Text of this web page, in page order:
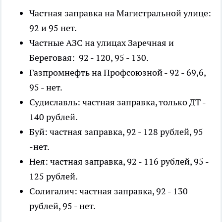
Частная заправка на Магистральной улице:
92 и 95 нет.
Частные АЗС на улицах Заречная и
Береговая: 92 - 120, 95 - 130.
Газпромнефть на Профсоюзной - 92 - 69,6,
95 - нет.
Судиславль: частная заправка, только ДТ -
140 рублей.
Буй: частная заправка, 92 - 128 рублей, 95
-нет.
Нея: частная заправка, 92 - 116 рублей, 95 -
125 рублей.
Солигалич: частная заправка, 92 - 130
рублей, 95 - нет.